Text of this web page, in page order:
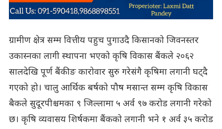
ग्रामीण क्षेत्र सम्म वित्तीय पहुच पुगाउदै किसानको जिवनस्तर
उकास्नका लागी स्थापना भएको कृषि विकास बैंकले २०६२
सालदेखि पूर्ण बैंकीङ कारोवार सुरु गरेसंगै कृषिमा लगानी घट्दै
गएको हो। चालु आर्थिक बर्षको पौष मसान्त सम्म कृषि विकास
बैकले सुदूरपीश्चमका ९ जिल्लामा ५ अर्व ९७ करोड लगानी गरेको
छ। कृषि व्यवासय शिर्षकमा बैंकको लगानी भने १ अर्व ३५ करोड